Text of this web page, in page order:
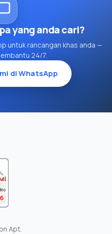
yang anda cari?
untuk rancangan khas anda —
24/7.
di WhatsApp
Apt.